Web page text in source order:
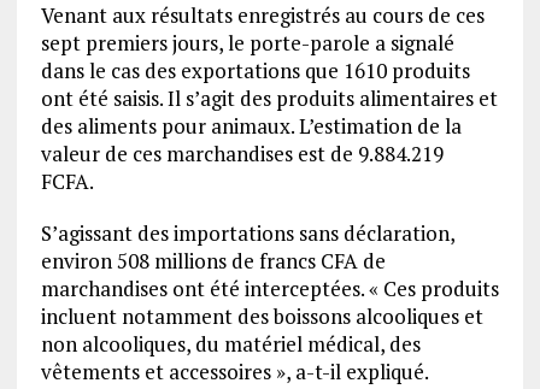
Venant aux résultats enregistrés au cours de ces
sept premiers jours, le porte-parole a signalé
dans le cas des exportations que 1610 produits
ont été saisis. Il s’agit des produits alimentaires et
des aliments pour animaux. L’estimation de la
valeur de ces marchandises est de 9.884.219
FCFA.
S’agissant des importations sans déclaration,
environ 508 millions de francs CFA de
marchandises ont été interceptées. « Ces produits
incluent notamment des boissons alcooliques et
non alcooliques, du matériel médical, des
vêtements et accessoires », a-t-il expliqué.